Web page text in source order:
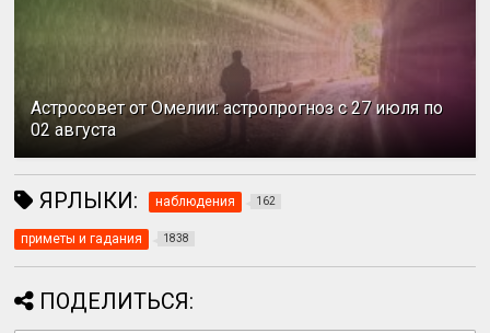
Астросовет от Омелии: астропрогноз с 27 июля по
02 августа
ЯРЛЫКИ: наблюдения 162
приметы и гадания 1838
ПОДЕЛИТЬСЯ: